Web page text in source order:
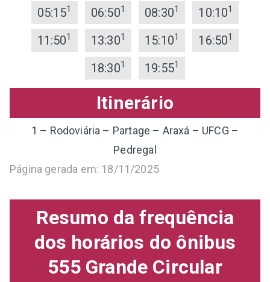
05:151 06:501 08:301 10:101
11:501 13:301 15:101 16:501
18:301 19:551
Itinerário
1 – Rodoviária – Partage – Araxá – UFCG –
Pedregal
Página gerada em: 18/11/2025
Resumo da frequência
dos horários do ônibus
555 Grande Circular